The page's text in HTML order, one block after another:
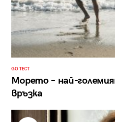
GO ТЕСТ
Морето – най-
връзка